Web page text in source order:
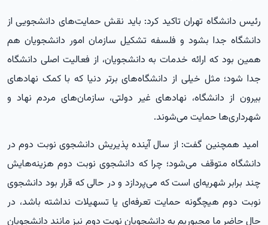
رئیس دانشگاه تهران تاکید کرد: باید نقش حمایت‌های دانشجویی از
دانشگاه جدا بشود و فلسفه تشکیل سازمان امور دانشجویان هم
همین بود که ارائه خدمات به دانشجویان، از فعالیت اصلی دانشگاه
جدا شود؛ مثل خیلی از دانشگاه‌های برتر دنیا که با کمک نهادهای
بیرون از دانشگاه، نهادهای غیر دولتی، سازمان‌های مردم نهاد و
شهرداری‌ها حمایت می‌شوند.
امید همچنین گفت: از سال آینده پذیریش دانشجوی نوبت دوم در
دانشگاه متوقف می‌شود؛ چرا که دانشجوی نوبت دوم هزینه‌هایش
چند برابر شهریه‌ای است که می‌پردازد و در حالی که قرار بود دانشجوی
نوبت دوم هیچگونه حمایت تعرفه‌ای یا تسهیلات نداشته باشد، در
حال حاضر ما مجبوریم به دانشجویان نوبت دوم نیز مانند دانشجویان